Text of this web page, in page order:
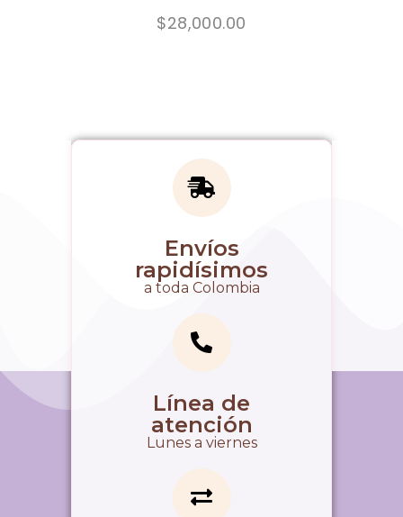
$28,000.00
Envíos
rapidísimos
a toda Colombia
Línea de
atención
Lunes a viernes